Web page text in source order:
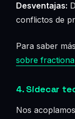
Desventajas:
conflictos de
Para saber
sobre
4. Sidecar
Nos